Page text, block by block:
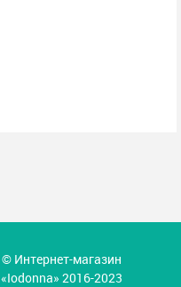
© Интернет-магазин
«Iodonna» 2016-2023